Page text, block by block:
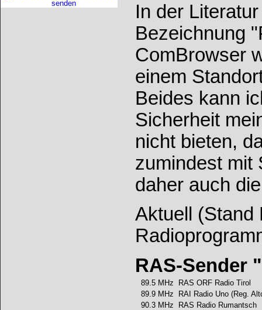
In der
Bezeichnung
ComBrowser
einem
Beides kann
Sicherheit
nicht bieten,
zumindest mit
daher auch
Aktuell (Stand
RAS-Sender
89.5 MHz
RAS ORF Radio Tirol
89.9 MHz
RAI Radio Uno (Reg.
90.3 MHz
RAS Radio Rumantsch